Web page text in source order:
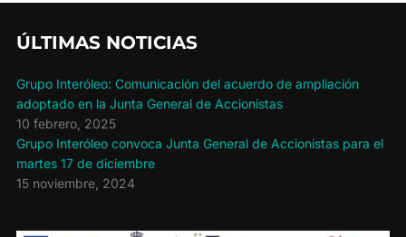
ÚLTIMAS NOTICIAS
Grupo Interóleo: Comunicación del acuerdo de ampliación
adoptado en la Junta General de Accionistas
10 febrero, 2025
Grupo Interóleo convoca Junta General de Accionistas para el
martes 17 de diciembre
15 noviembre, 2024